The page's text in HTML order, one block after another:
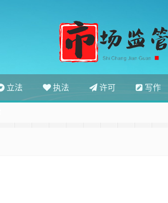
立法 执法 许可 写作